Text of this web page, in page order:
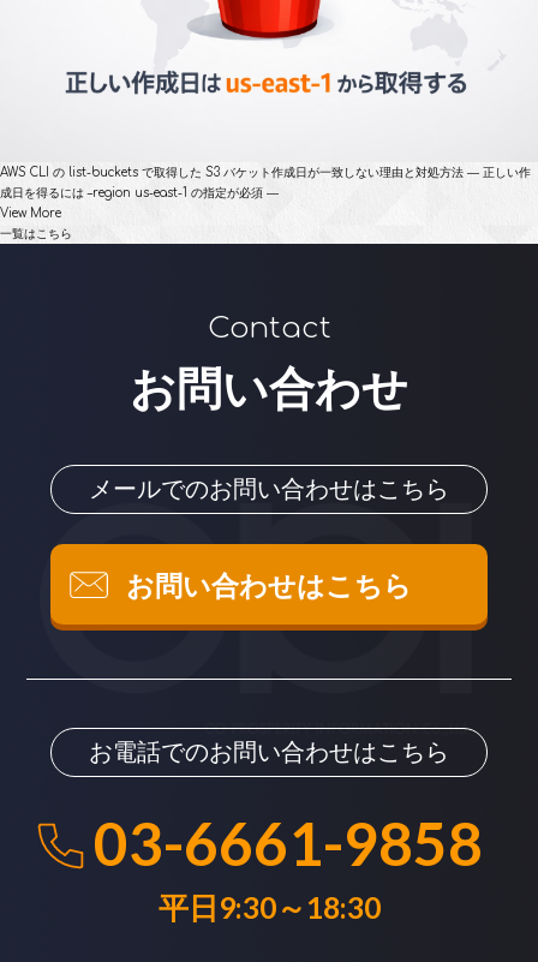
AWS CLI の list-buckets で取得した S3 バケット作成日が一致しない理由と対処方法 ― 正しい作
成日を得るには –region us-east-1 の指定が必須 ―
View More
一覧はこちら
Contact
お問い合わせ
メールでのお問い合わせはこちら
お問い合わせはこちら
お電話でのお問い合わせはこちら
03-6661-9858
平日9:30～18:30